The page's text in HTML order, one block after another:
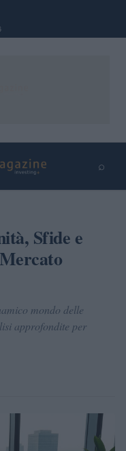
⌕
Sfide e
mondo delle
approfondite per